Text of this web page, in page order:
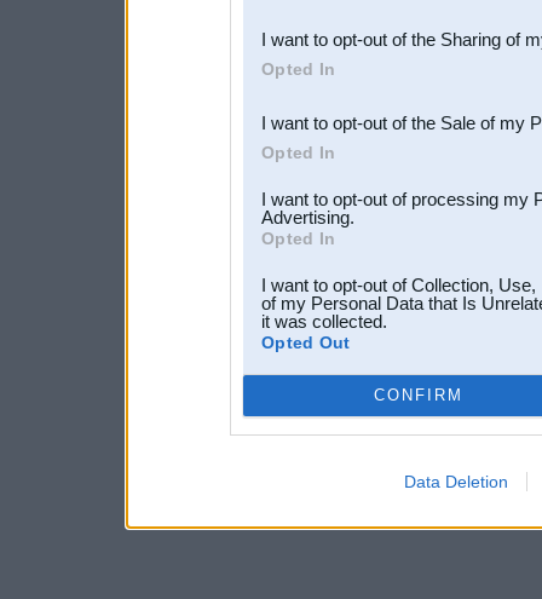
Downstream Participants
third parties.
I want to opt-out of the Sharing of
Opted In
I want to opt-out of the Sale of my
Opted In
I want to opt-out of processing my
Advertising.
Opted In
I want to opt-out of Collection,
of my Personal Data that Is
it was collected.
Opted Out
CONFIRM
Data Deletion